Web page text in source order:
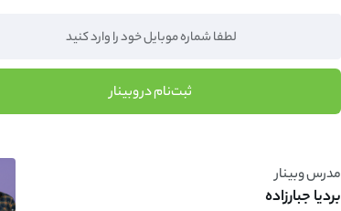
ثبت‌نام در وبینار
مدرس وبینار
بردیا جبارزاده